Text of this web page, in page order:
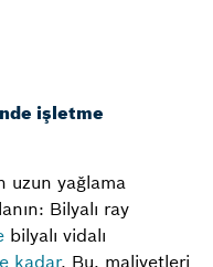
işletme
uzun yağlama
Bilyalı ray
bilyalı vidalı
kadar. Bu, maliyetleri